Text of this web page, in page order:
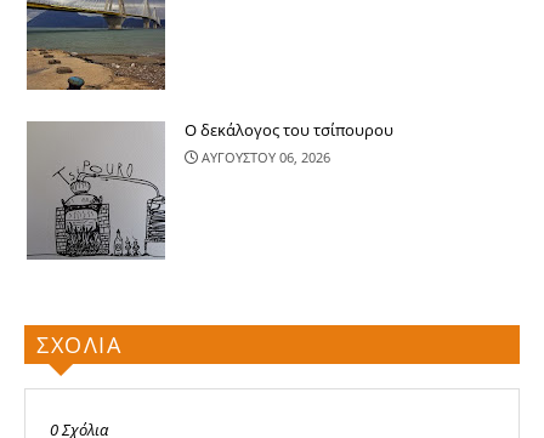
Ο δεκάλογος του τσίπουρου
ΑΥΓΟΥΣΤΟΥ 06, 2026
ΣΧΟΛΙΑ
0 Σχόλια